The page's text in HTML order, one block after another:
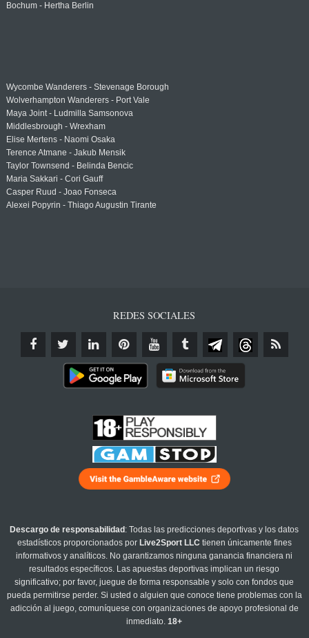
Bochum - Hertha Berlin
Wycombe Wanderers - Stevenage Borough
Wolverhampton Wanderers - Port Vale
Maya Joint - Ludmilla Samsonova
Middlesbrough - Wrexham
Elise Mertens - Naomi Osaka
Terence Atmane - Jakub Mensik
Taylor Townsend - Belinda Bencic
Maria Sakkari - Cori Gauff
Casper Ruud - Joao Fonseca
Alexei Popyrin - Thiago Augustin Tirante
REDES SOCIALES
Descargo de responsabilidad : Todas las predicciones deportivas y los datos
estadísticos proporcionados por Live2Sport LLC tienen únicamente fines
informativos y analíticos. No garantizamos ninguna ganancia financiera ni
resultados específicos. Las apuestas deportivas implican un riesgo
significativo; por favor, juegue de forma responsable y solo con fondos que
pueda permitirse perder. Si usted o alguien que conoce tiene problemas con la
adicción al juego, comuníquese con organizaciones de apoyo profesional de
inmediato.18+